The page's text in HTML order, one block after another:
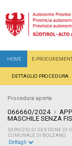
HOME E-
DETTAGLIO PROCEDURA
Procedura aperta
066660/2024
MASCHILE SENZA
SERVIZIO DI GESTIONE DI
COMUNALE DI BOLZANO
Dettagli